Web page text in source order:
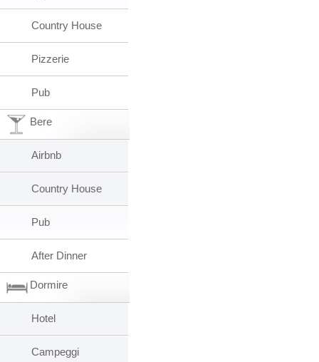
Country House
Pizzerie
Pub
Bere
Airbnb
Country House
Pub
After Dinner
Dormire
Hotel
Campeggi